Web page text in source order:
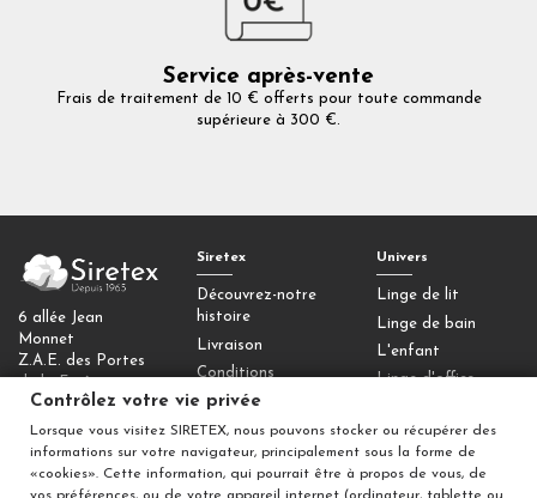
Service après-vente
Frais de traitement de 10 € offerts pour toute commande
supérieure à 300 €.
6 allée Jean
Monnet
Z.A.E. des Portes
77090 Collégien
Contactez-nous
Contrôlez votre
Siretex
Découvrez-notre
histoire
Livraison
Conditions
générales de vente
Mentions légales
Univers
Linge de lit
Linge de bain
L'enfant
Linge d'office
Déco
Contrôlez votre vie privée
Lorsque vous visitez SIRETEX, nous pouvons stocker ou récupérer des
informations sur votre navigateur, principalement sous la forme de
«cookies». Cette information, qui pourrait être à propos de vous, de